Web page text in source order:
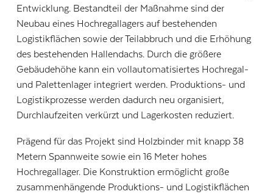
Entwicklung. Bestandteil der Maßnahme sind der
Neubau eines Hochregallagers auf bestehenden
Logistikflächen sowie der Teilabbruch und die Erhöhung
des bestehenden Hallendachs. Durch die größere
Gebäudehöhe kann ein vollautomatisiertes Hochregal-
und Palettenlager integriert werden. Produktions- und
Logistikprozesse werden dadurch neu organisiert,
Durchlaufzeiten verkürzt und Lagerkosten reduziert.
Prägend für das Projekt sind Holzbinder mit knapp 38
Metern Spannweite sowie ein 16 Meter hohes
Hochregallager. Die Konstruktion ermöglicht große
zusammenhängende Produktions- und Logistikflächen